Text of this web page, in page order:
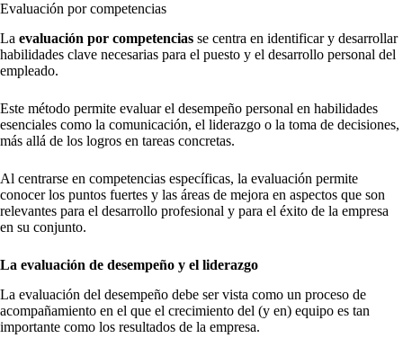
Evaluación por competencias
La evaluación por competencias se centra en identificar y desarrollar
habilidades clave necesarias para el puesto y el desarrollo personal del
empleado.
Este método permite evaluar el desempeño personal en habilidades
esenciales como la comunicación, el liderazgo o la toma de decisiones,
más allá de los logros en tareas concretas.
Al centrarse en competencias específicas, la evaluación permite
conocer los puntos fuertes y las áreas de mejora en aspectos que son
relevantes para el desarrollo profesional y para el éxito de la empresa
en su conjunto.
La evaluación de desempeño y el liderazgo
La evaluación del desempeño debe ser vista como un proceso de
acompañamiento en el que el crecimiento del (y en) equipo es tan
importante como los resultados de la empresa.